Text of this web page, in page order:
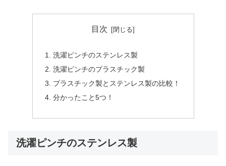
目次
洗濯ピンチのステンレス製
洗濯ピンチのプラスチック製
プラスチック製とステンレス製の比較！
分かったこと5つ！
洗濯ピンチのステンレス製